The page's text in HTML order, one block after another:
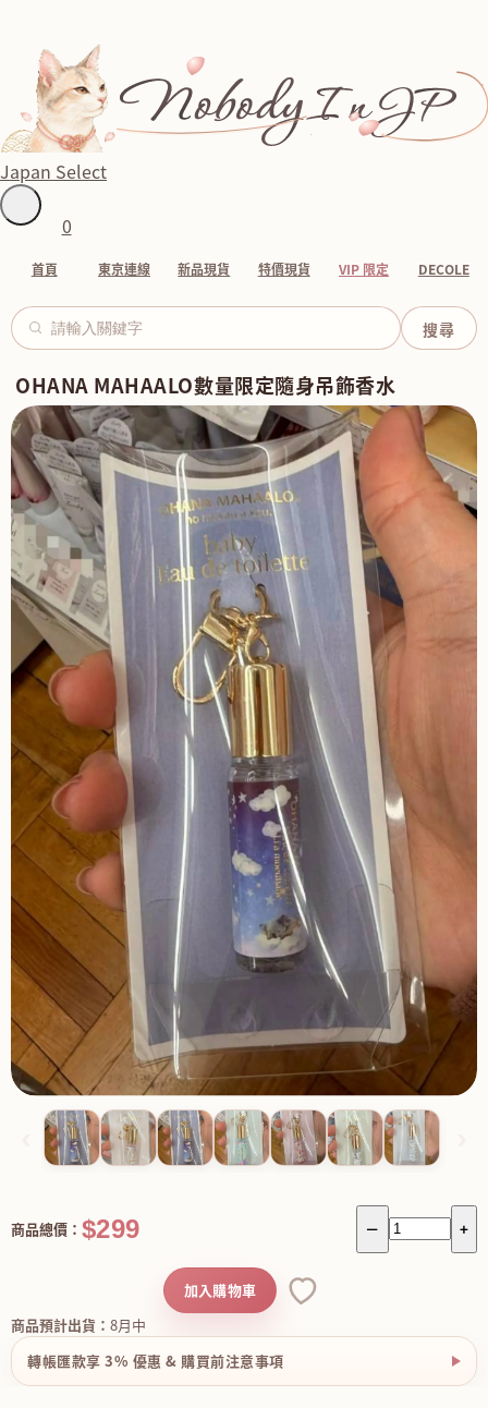
Japan Select
0
首頁 東京連線 新品現貨 特價現貨 VIP 限定 DECOLE
OHANA MAHAALO數量限定隨身吊飾香水
－ +
商品總價： $299
商品預計出貨： 8月中
加入購物車
轉帳匯款享 3% 優惠 & 購買前注意事項